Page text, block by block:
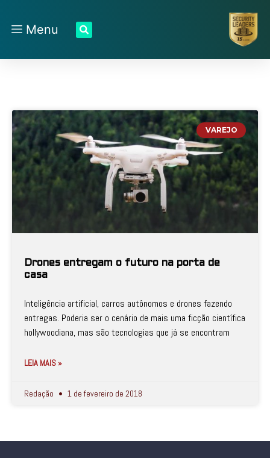
Menu
VAREJO
Drones entregam o futuro na porta de
casa
Inteligência artificial, carros autônomos e drones fazendo
entregas. Poderia ser o cenário de mais uma ficção científica
hollywoodiana, mas são tecnologias que já se encontram
LEIA MAIS »
Redação 1 de fevereiro de 2018